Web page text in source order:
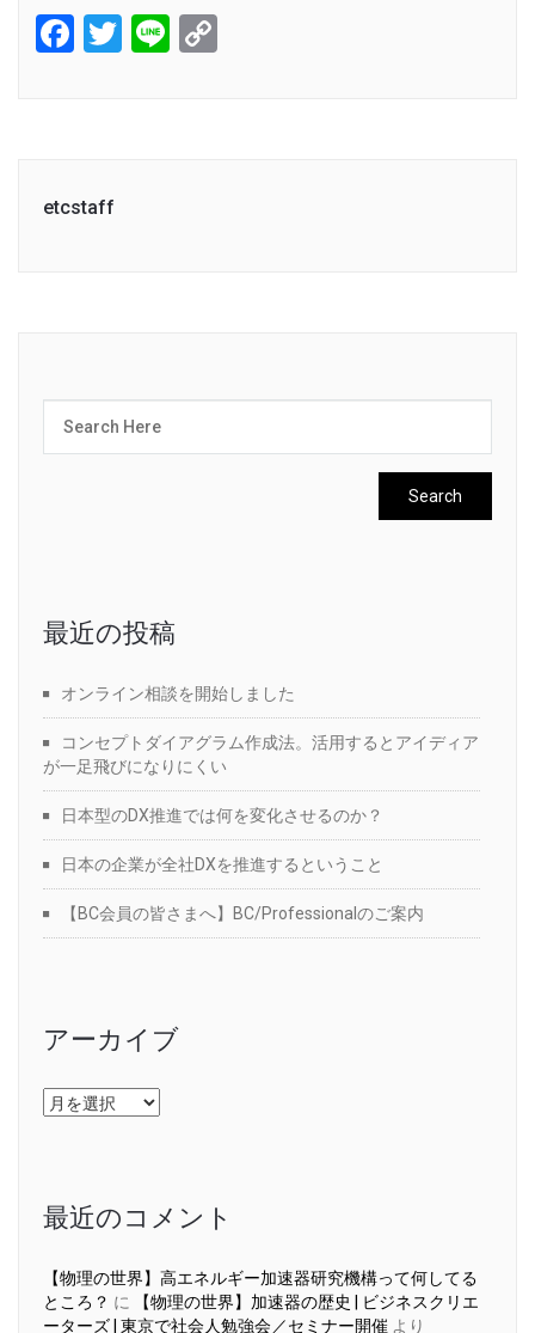
Facebook
Twitter
Line
etcstaff
最近の投稿
オンライン相談を開始しました
コンセプトダイアグラム作成法。活用するとアイディア
が一足飛びになりにくい
日本型のDX推進では何を変化させるのか？
日本の企業が全社DXを推進するということ
【BC会員の皆さまへ】BC/Professionalのご案内
アーカイブ
ア
ー
最近のコメント
【物理の世界】高エネルギー加速器研究機構って何してる
ところ？ に
【物理の世界】加速器の歴史 | ビジネスクリエ
ーターズ | 東京で社会人勉強会／セミナー開催 より